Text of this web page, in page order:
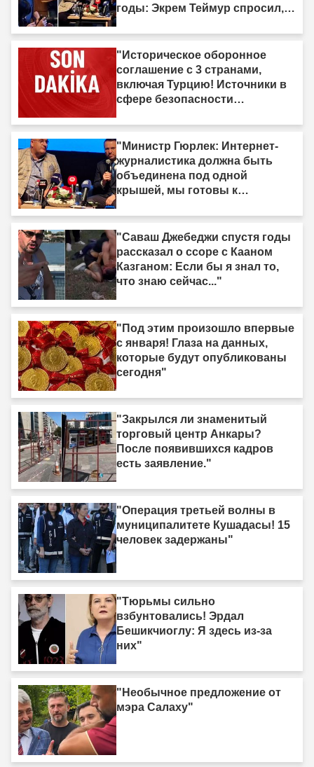
годы: Экрем Теймур спросил,
"Историческое оборонное
соглашение с 3 странами,
включая Турцию! Источники в
сфере безопасности
"Министр Гюрлек: Интернет-
журналистика должна быть
объединена под одной
крышей, мы готовы к
регулированию"
"Саваш Джебеджи спустя годы
рассказал о ссоре с Кааном
Казганом: Если бы я знал то,
что знаю сейчас..."
"Под этим произошло впервые
с января! Глаза на данных,
которые будут опубликованы
сегодня"
"Закрылся ли знаменитый
торговый центр Анкары?
После появившихся кадров
есть заявление."
"Операция третьей волны в
муниципалитете Кушадасы! 15
человек задержаны"
"Тюрьмы сильно
взбунтовались! Эрдал
Бешикчиоглу: Я здесь из-за
них"
"Необычное предложение от
мэра Салаху"